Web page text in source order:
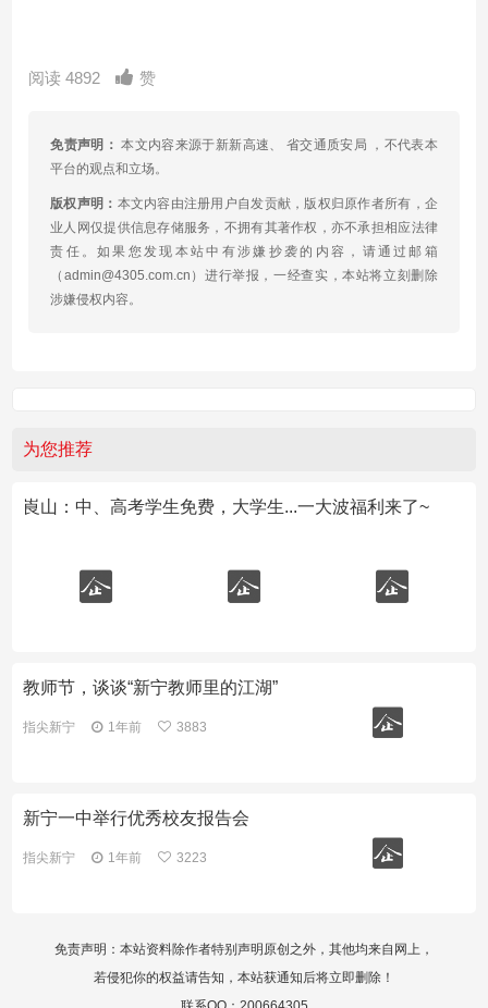
阅读 4892 赞
免责声明： 本文内容来源于新新高速、 省交通质安局 ，不代表本
平台的观点和立场。
版权声明： 本文内容由注册用户自发贡献，版权归原作者所有，企
业人网仅提供信息存储服务，不拥有其著作权，亦不承担相应法律
责任。如果您发现本站中有涉嫌抄袭的内容，请通过邮箱
（admin@4305.com.cn）进行举报，一经查实，本站将立刻删除
涉嫌侵权内容。
为您推荐
崀山：中、高考学生免费，大学生...一大波福利来了~
教师节，谈谈“新宁教师里的江湖”
指尖新宁 1年前 3883
新宁一中举行优秀校友报告会
指尖新宁 1年前 3223
免责声明：本站资料除作者特别声明原创之外，其他均来自网上，
若侵犯你的权益请告知，本站获通知后将立即删除！